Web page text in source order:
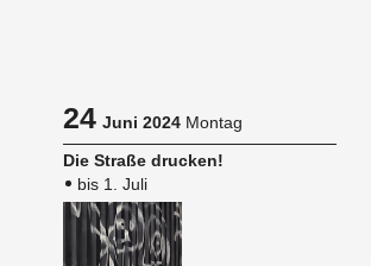
24Juni 2024 Montag
Die Stra­ße dru­cken!
bis 1. Juli